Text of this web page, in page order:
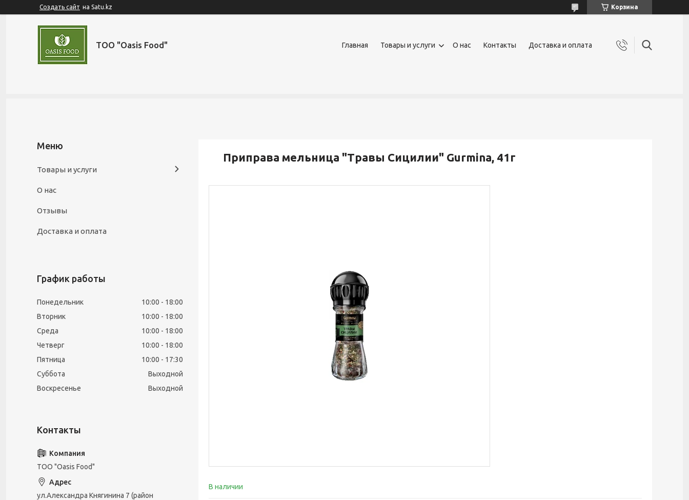
Создать сайт на Satu.kz Корзина
ТОО "Oasis Food" Главная Товары и услуги О нас Контакты Доставка и оплата
Приправа мельница "Травы Сицилии" Gurmina, 41г
В наличии
Товары и услуги
О нас
Отзывы
Доставка и оплата
График работы
Понедельник 10:00
18:00
Вторник
10:00
18:00
Среда
10:00
18:00
Четверг
10:00
18:00
Пятница
10:00
17:30
Суббота
Выходной
Воскресенье
Выходной
ТОО "Oasis Food"
ул.Александра Княгинина 7 (район